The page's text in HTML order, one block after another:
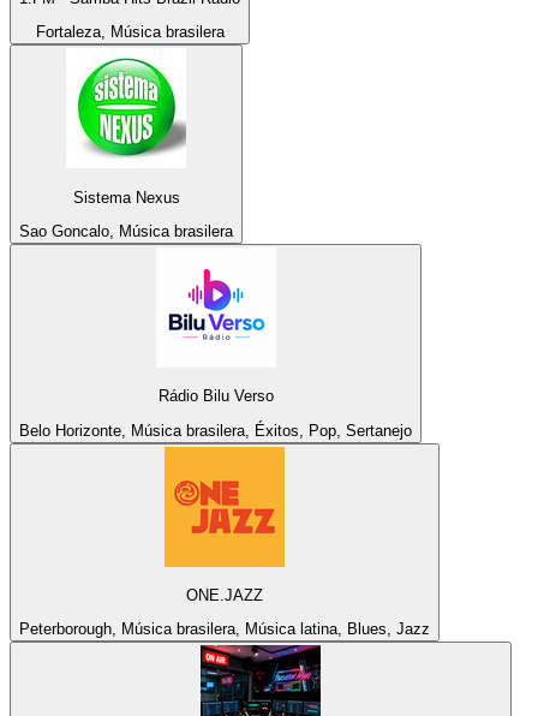
Fortaleza, Música brasilera
Sistema Nexus
Sao Goncalo, Música brasilera
Rádio Bilu Verso
Belo Horizonte, Música brasilera, Éxitos, Pop, Sertanejo
ONE.JAZZ
Peterborough, Música brasilera, Música latina, Blues, Jazz